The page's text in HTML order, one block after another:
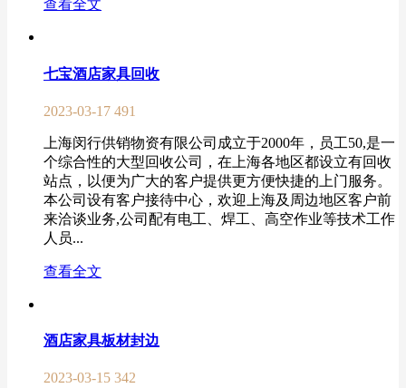
查看全文
七宝酒店家具回收
2023-03-17 491
上海闵行供销物资有限公司成立于2000年，员工50,是一
个综合性的大型回收公司，在上海各地区都设立有回收
站点，以便为广大的客户提供更方便快捷的上门服务。
本公司设有客户接待中心，欢迎上海及周边地区客户前
来洽谈业务,公司配有电工、焊工、高空作业等技术工作
人员...
查看全文
酒店家具板材封边
2023-03-15 342